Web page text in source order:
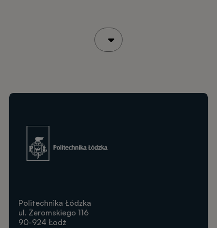
Obraz
Politechnika Łódzka
ul. Żeromskiego 116
90-924 Łodź